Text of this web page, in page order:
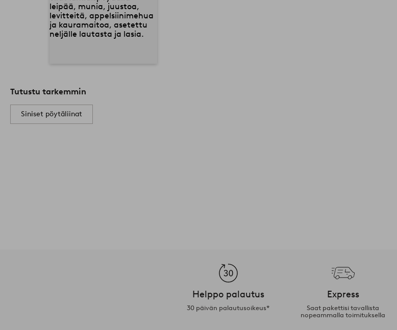
Tutustu tarkemmin
Siniset pöytäliinat
Helppo palautus
30 päivän palautusoikeus*
Express
Saat pakettisi tavallista
nopeammalla toimituksella